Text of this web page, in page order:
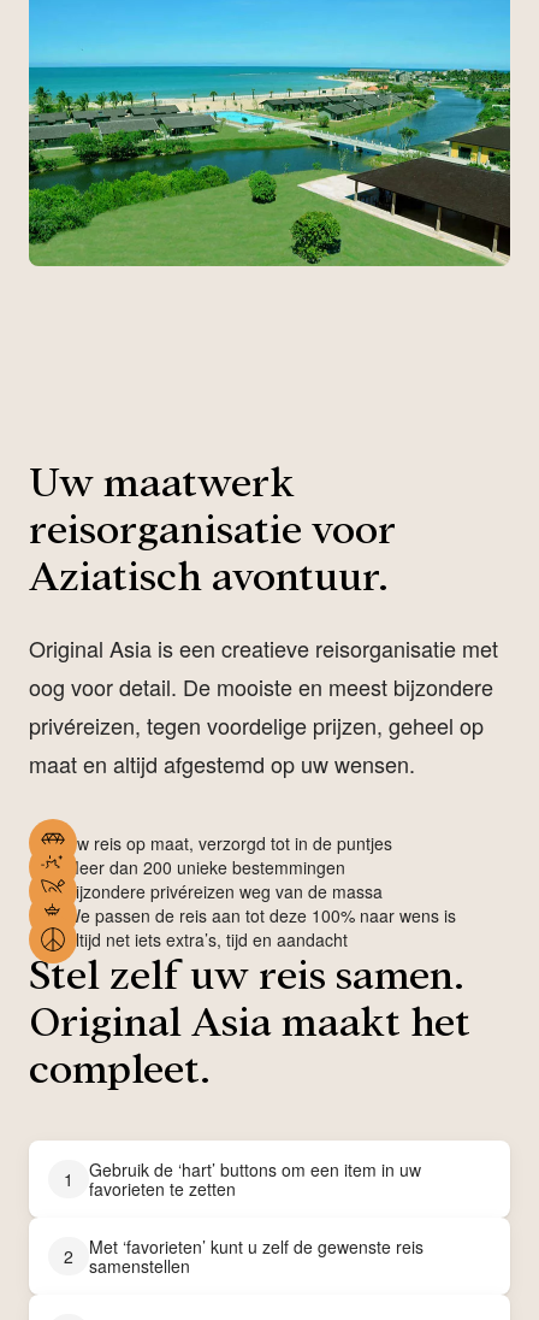
Uw maatwerk
reisorganisatie voor
Aziatisch avontuur.
Original Asia is een creatieve reisorganisatie met
oog voor detail. De mooiste en meest bijzondere
privéreizen, tegen voordelige prijzen, geheel op
maat en altijd afgestemd op uw wensen.
Uw reis op maat, verzorgd tot in de puntjes
Meer dan 200 unieke bestemmingen
Bijzondere privéreizen weg van de massa
We passen de reis aan tot deze 100% naar wens is
Altijd net iets extra’s, tijd en aandacht
Stel zelf uw reis samen.
Original Asia maakt het
compleet.
1
Gebruik de ‘hart’ buttons om een item in uw
favorieten te zetten
2
Met ‘favorieten’ kunt u zelf de gewenste reis
samenstellen